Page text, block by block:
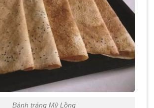
Bánh tráng Mỹ Lồng